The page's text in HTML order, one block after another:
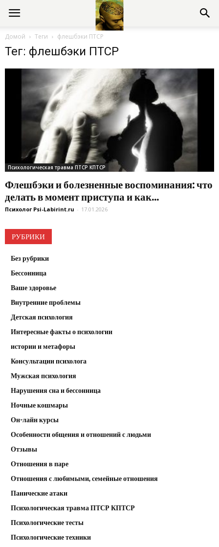
Консультации
психолога
Домой Теги флешбэки ПТСР
Тег: флешбэки ПТСР
Психологическая травма ПТСР КПТСР
Флешбэки и болезненные воспоминания: что
делать в момент приступа и как...
Психолог Psi-Labirint.ru - 17.01.2026
РУБРИКИ
Без рубрики
Бессонница
Ваше здоровье
Внутренние проблемы
Детская психология
Интересные факты о психологии
истории и метафоры
Консультации психолога
Мужская психология
Нарушения сна и бессонница
Ночные кошмары
Он-лайн курсы
Особенности общения и отношений с людьми
Отзывы
Отношения в паре
Отношения с любимыми, семейные отношения
Панические атаки
Психологическая травма ПТСР КПТСР
Психологические тесты
Психологические техники